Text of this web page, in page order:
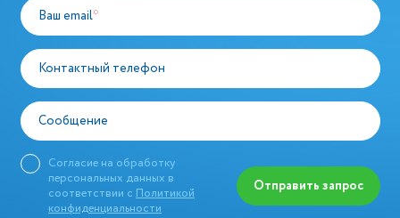
Ваш email*
Контактный телефон
Сообщение
Согласие на обработку
персональных данных в
соответствии с Политикой
конфиденциальности
Отправить запрос